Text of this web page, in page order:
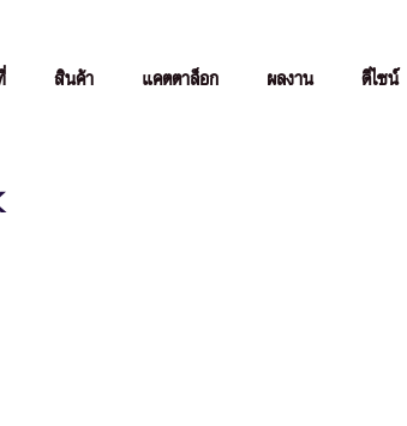
สินค้า แคตตาล็อก ผลงาน ดีไซน์